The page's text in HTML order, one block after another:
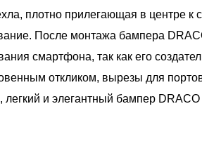
плотно прилегающая в центре
После монтажа бампера
смартфона, так как его
откликом, вырезы для
и элегантный бампер